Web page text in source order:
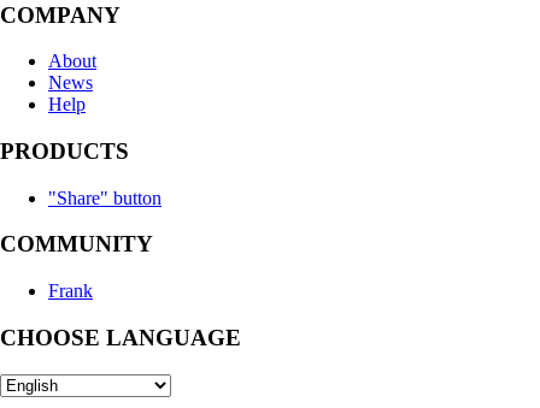
COMPANY
About
News
Help
PRODUCTS
"Share" button
COMMUNITY
Frank
CHOOSE LANGUAGE